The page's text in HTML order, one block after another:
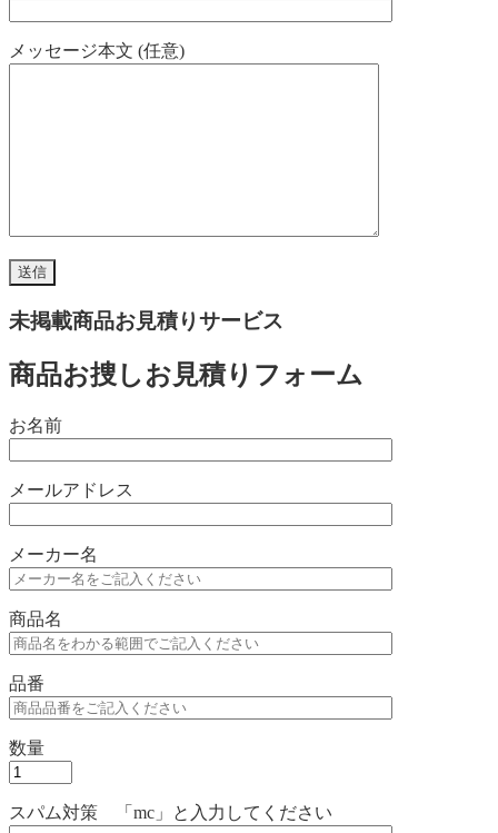
メッセージ本文 (任意)
未掲載商品お見積りサービス
商品お捜しお見積りフォーム
お名前
メールアドレス
メーカー名
商品名
品番
数量
スパム対策 「mc」と入力してください